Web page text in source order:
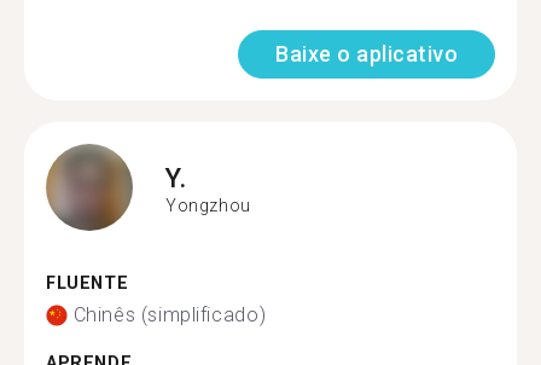
Baixe o aplicativo
Y.
Yongzhou
FLUENTE
Chinês (simplificado)